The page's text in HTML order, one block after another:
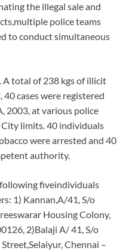
the illegal sale and
police teams
to conductsimultaneous
A total of238 kgs of illicit
40 caseswere registered
2003, at various police
limits.40 individuals
were arrested and 40
authority.
fiveindividuals
1) Kannan,A/41, S/o
Housing Colony,
2)Balaji A/ 41, S/o
Chennai –